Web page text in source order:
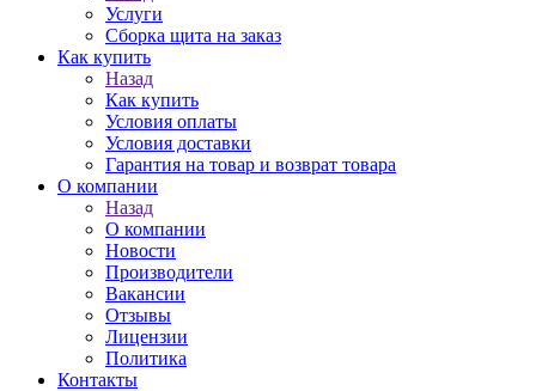
Услуги
Сборка щита на заказ
Как купить
Назад
Как купить
Условия оплаты
Условия доставки
Гарантия на товар и возврат товара
О компании
Назад
О компании
Новости
Производители
Вакансии
Отзывы
Лицензии
Политика
Контакты